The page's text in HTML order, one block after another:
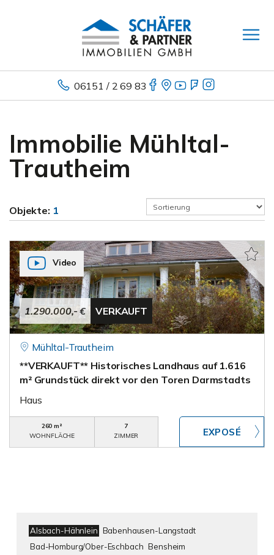
06151 / 2 69 83
Immobilie Mühltal-
Trautheim
Objekte: 1
1.290.000,- € VERKAUFT
Video
Mühltal-Trautheim
**VERKAUFT** Historisches Landhaus auf 1.616
m² Grundstück direkt vor den Toren Darmstadts
Haus
260 m²
WOHNFLÄCHE
7
ZIMMER
Alsbach-Hähnlein Babenhausen-Langstadt
Bad-Homburg/Ober-Eschbach Bensheim